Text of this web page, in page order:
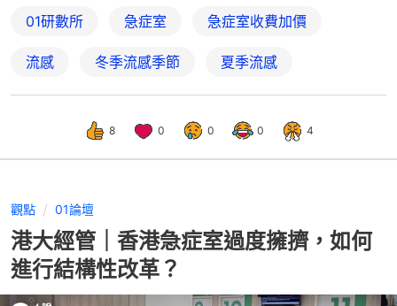
01研數所 急症室 急症室收費加價
流感 冬季流感季節 夏季流感
8 0 0 0 4
觀點 01論壇
港大經管｜香港急症室過度擁擠，如何
進行結構性改革？